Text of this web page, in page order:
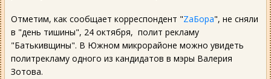
Отметим, как сообщает корреспондент "ZаБора", не сняли
в "день тишины", 24 октября, полит рекламу
"Батькивщины". В Южном микрорайоне можно увидеть
политрекламу одного из кандидатов в мэры Валерия
Зотова.